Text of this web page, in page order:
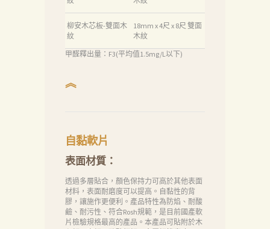
柳安木芯板-雙面木
紋
18mm x 4尺 x 8尺 雙面
木紋
甲醛釋出量：F3(平均值1.5mg/L以下)
︽
自黏軟片
表面材質：
透過多層貼合，顏色保持力可高於其他表面
材料，表面耐磨度可以提高。自黏性的背
膠，讓施作更便利。產品特性為防焰、耐酸
鹼、耐污性、符合Rosh規範，是目前國產軟
片檢驗規格最高的產品。本產品可貼附於木